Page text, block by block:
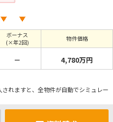
ボーナス
(×年2回)
物件価格
－ 4,780万円
れますと、全物件が自動でシミュレー